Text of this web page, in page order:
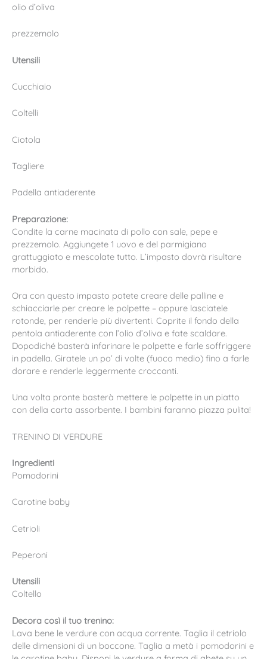
olio d’oliva
prezzemolo
Utensili
Cucchiaio
Coltelli
Ciotola
Tagliere
Padella antiaderente
Preparazione:
Condite la carne macinata di pollo con sale, pepe e
prezzemolo. Aggiungete 1 uovo e del parmigiano
grattuggiato e mescolate tutto. L’impasto dovrà risultare
morbido.
Ora con questo impasto potete creare delle palline e
schiacciarle per creare le polpette – oppure lasciatele
rotonde, per renderle più divertenti. Coprite il fondo della
pentola antiaderente con l’olio d’oliva e fate scaldare.
Dopodiché basterà infarinare le polpette e farle soffriggere
in padella. Giratele un po’ di volte (fuoco medio) fino a farle
dorare e renderle leggermente croccanti.
Una volta pronte basterà mettere le polpette in un piatto
con della carta assorbente. I bambini faranno piazza pulita!
TRENINO DI VERDURE
Ingredienti
Pomodorini
Carotine baby
Cetrioli
Peperoni
Utensili
Coltello
Decora così il tuo trenino:
Lava bene le verdure con acqua corrente. Taglia il cetriolo
delle dimensioni di un boccone. Taglia a metà i pomodorini e